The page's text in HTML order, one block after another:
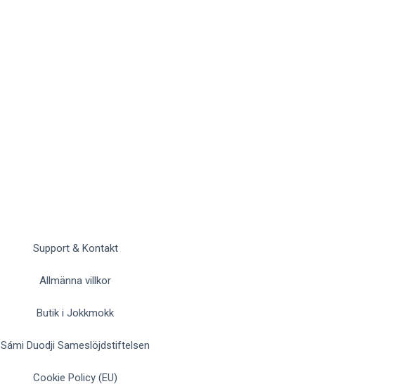
Support & Kontakt
Allmänna villkor
Butik i Jokkmokk
Sámi Duodji Sameslöjdstiftelsen
Cookie Policy (EU)